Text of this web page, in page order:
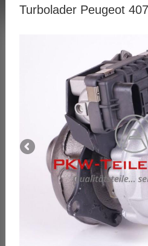
Turbolader Peugeot